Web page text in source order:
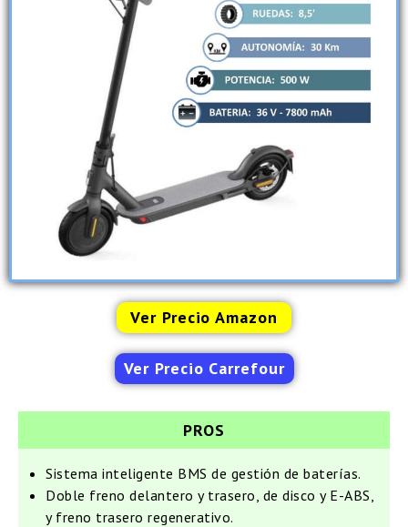
Ver Precio Amazon
Ver Precio Carrefour
PROS
Sistema inteligente BMS de gestión de baterías.
Doble freno delantero y trasero, de disco y E-ABS,
y freno trasero regenerativo.